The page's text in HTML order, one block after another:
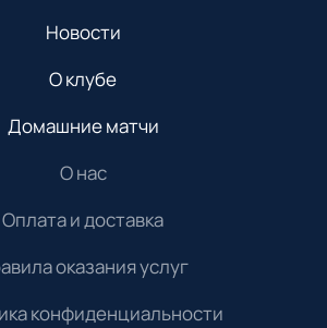
Новости
О клубе
Домашние матчи
О нас
Оплата и доставка
оказания услуг
конфиденциальности